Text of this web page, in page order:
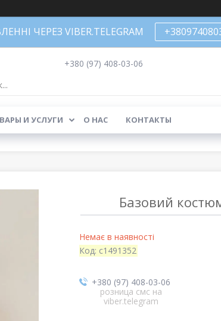
ЧЕРЕЗ VIBER.TELEGRAM
+380 (97) 408-03-06
И УСЛУГИ О НАС КОНТАКТЫ
Базовий
Немає в наявності
Код: с1491352
+380 (97) 408-03-06
розница смс на
viber.telegram